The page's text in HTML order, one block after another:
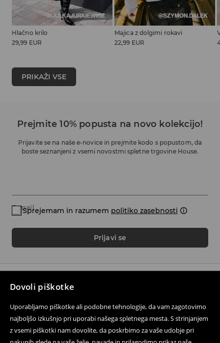
Dovoli piškotke
Uporabljamo piškotke ali podobne tehnologije, da vam zagotovimo
najboljšo izkušnjo pri uporabi našega spletnega mesta. S strinjanjem
z vsemi piškotki nam dovolite, da poskrbimo za vaše udobje pri
Hlačno krilo
29,99 EUR
Majica z dolgimi rokavi
22,99 EUR
PRIKAŽI VSE
Prejmite 10% popusta na novo kolekcijo!
Prijavite se na naše e-novice in prejmite kodo s popustom, da
boste seznanjeni z vsemi novostmi spletne trgovine House.
E-mail
Prijavi se
Sprejemam in razumem politiko zasebnosti
Pomoč in kontakt